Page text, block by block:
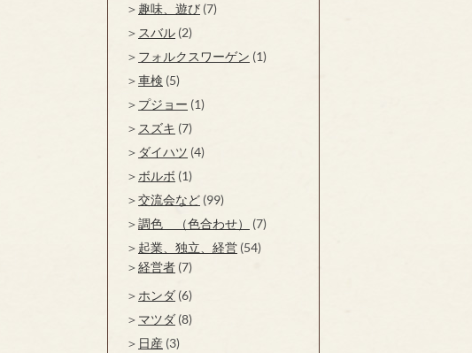
趣味、遊び (7)
スバル (2)
フォルクスワーゲン (1)
車検 (5)
プジョー (1)
スズキ (7)
ダイハツ (4)
ボルボ (1)
交流会など (99)
調色 （色合わせ）
(7)
起業、独立、経営 (54)
経営者 (7)
ホンダ (6)
マツダ (8)
日産 (3)